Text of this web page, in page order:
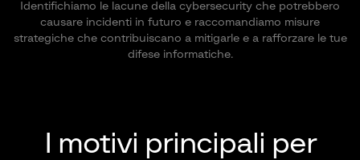
Identifichiamo le lacune della cybersecurity che potrebbero
causare incidenti in futuro e raccomandiamo misure
strategiche che contribuiscano a mitigarle e a rafforzare le tue
difese informatiche.
I motivi principali per